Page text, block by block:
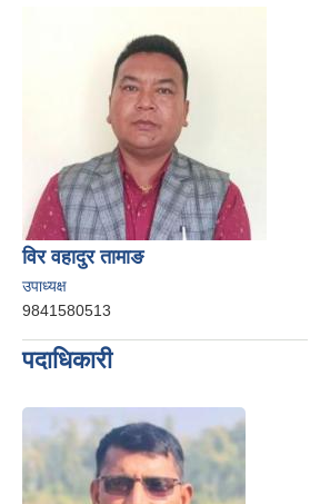
विर वहादुर तामाङ
उपाध्यक्ष
9841580513
पदाधिकारी